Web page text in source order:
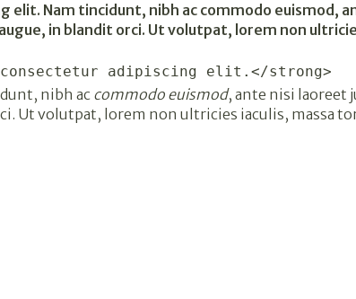
Nam tincidunt, nibh ac commodo euismod,
in blandit orci. Ut volutpat, lorem non
consectetur adipiscing elit.</strong>
nibh ac commodo euismod, ante nisi laoreet
Ut volutpat, lorem non ultricies iaculis, massa